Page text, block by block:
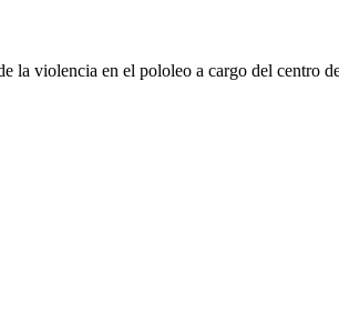
la violencia en el pololeo a cargo del centro